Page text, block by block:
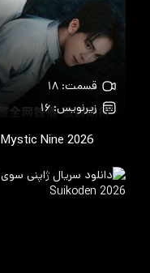
قسمت: ۱۸
زیرنویس: ۱۶
Mystic Nine 2026